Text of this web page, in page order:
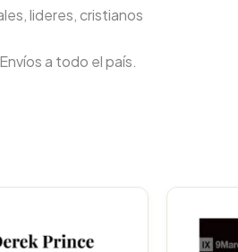
lideres, cristianos
a todo el país.
$45.000.$42.750.